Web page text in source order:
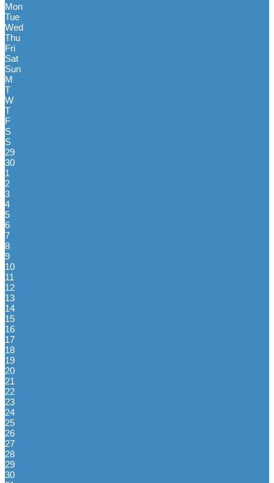
Mon
Tue
Wed
Thu
Fri
Sat
Sun
M
T
W
T
F
S
S
29
30
1
2
3
4
5
6
7
8
9
10
11
12
13
14
15
16
17
18
19
20
21
22
23
24
25
26
27
28
29
30